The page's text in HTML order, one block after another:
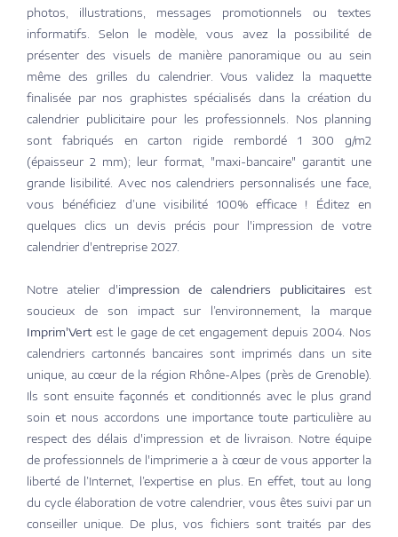
photos, illustrations, messages promotionnels ou textes
informatifs. Selon le modèle, vous avez la possibilité de
présenter des visuels de manière panoramique ou au sein
même des grilles du calendrier. Vous validez la maquette
finalisée par nos graphistes spécialisés dans la création du
calendrier publicitaire pour les professionnels. Nos planning
sont fabriqués en carton rigide rembordé 1 300 g/m2
(épaisseur 2 mm); leur format, "maxi-bancaire" garantit une
grande lisibilité. Avec nos calendriers personnalisés une face,
vous bénéficiez d’une visibilité 100% efficace ! Éditez en
quelques clics un devis précis pour l'impression de votre
calendrier d'entreprise 2027.
Notre atelier d'impression de calendriers publicitaires est
soucieux de son impact sur l’environnement, la marque
Imprim'Vertest le gage de cet engagement depuis 2004. Nos
calendriers cartonnés bancaires sont imprimés dans un site
unique, au cœur de la région Rhône-Alpes (près de Grenoble).
Ils sont ensuite façonnés et conditionnés avec le plus grand
soin et nous accordons une importance toute particulière au
respect des délais d'impression et de livraison. Notre équipe
de professionnels de l'imprimerie a à cœur de vous apporter la
liberté de l’Internet, l’expertise en plus. En effet, tout au long
du cycle élaboration de votre calendrier, vous êtes suivi par un
conseiller unique. De plus, vos fichiers sont traités par des